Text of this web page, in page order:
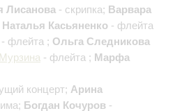
Лисанова - скрипка; Варвара
Наталья Касьяненко - флейта
- флейта ; Ольга Следникова
- флейта ; Марфа
концерт; Арина
Богдан Кочуров -